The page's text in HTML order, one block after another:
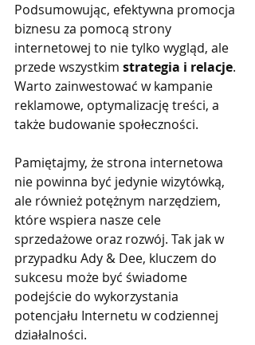
Podsumowując, efektywna promocja
biznesu za pomocą strony
internetowej to nie tylko wygląd, ale
przede wszystkim strategia i relacje.
Warto zainwestować w kampanie
reklamowe, optymalizację treści, a
także budowanie społeczności.
Pamiętajmy, że strona internetowa
nie powinna być jedynie wizytówką,
ale również potężnym narzędziem,
które wspiera nasze cele
sprzedażowe oraz rozwój. Tak jak w
przypadku Ady & Dee, kluczem do
sukcesu może być świadome
podejście do wykorzystania
potencjału Internetu w codziennej
działalności.